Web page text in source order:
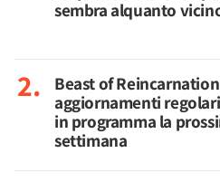
sembra alquanto
Beast of
aggiornamenti
in programma la
settimana